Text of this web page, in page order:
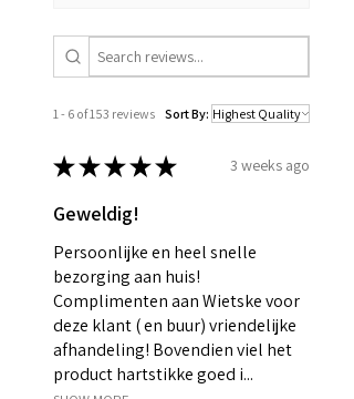
1 - 6 of 153 reviews Sort By:
★★★★★ 3 weeks ago
Geweldig!
Persoonlijke en heel snelle
bezorging aan huis!
Complimenten aan Wietske voor
deze klant ( en buur) vriendelijke
afhandeling! Bovendien viel het
product hartstikke goed i...